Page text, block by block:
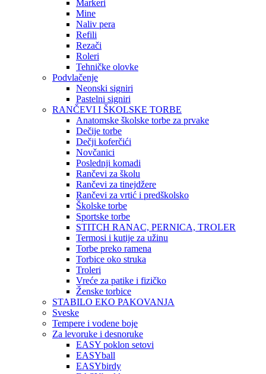
Markeri
Mine
Naliv pera
Refili
Rezači
Roleri
Tehničke olovke
Podvlačenje
Neonski signiri
Pastelni signiri
RANČEVI I ŠKOLSKE TORBE
Anatomske školske torbe za prvake
Dečije torbe
Dečji koferčići
Novčanici
Poslednji komadi
Rančevi za školu
Rančevi za tinejdžere
Rančevi za vrtić i predškolsko
Školske torbe
Sportske torbe
STITCH RANAC, PERNICA, TROLER
Termosi i kutije za užinu
Torbe preko ramena
Torbice oko struka
Troleri
Vreće za patike i fizičko
Ženske torbice
STABILO EKO PAKOVANJA
Sveske
Tempere i vodene boje
Za levoruke i desnoruke
EASY poklon setovi
EASYball
EASYbirdy